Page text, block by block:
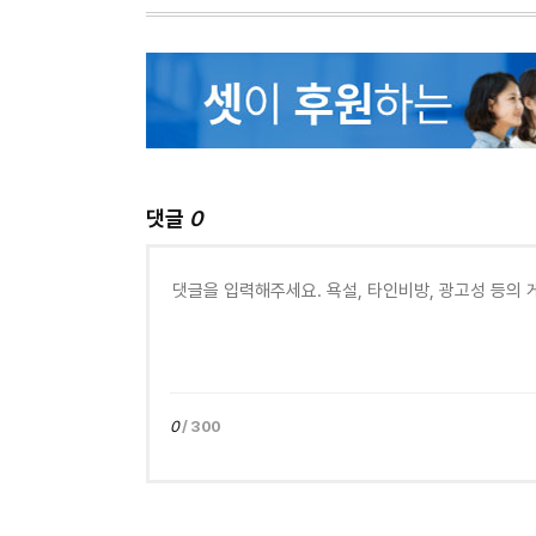
댓글 0
0/ 300